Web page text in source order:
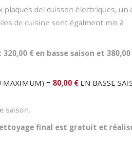
del cuisson électriques, un
de cuisine sont égalment mis à
€ en basse saison et 380,00
MAXIMUM) = 80,00 € EN BASSE
saison.
final est gratuit et